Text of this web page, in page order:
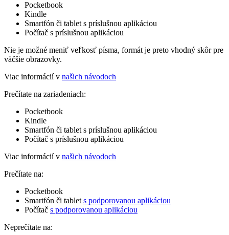
Pocketbook
Kindle
Smartfón či tablet s príslušnou aplikáciou
Počítač s príslušnou aplikáciou
Nie je možné meniť veľkosť písma, formát je preto vhodný skôr pre
väčšie obrazovky.
Viac informácií v našich návodoch
Prečítate na zariadeniach:
Pocketbook
Kindle
Smartfón či tablet s príslušnou aplikáciou
Počítač s príslušnou aplikáciou
Viac informácií v našich návodoch
Prečítate na:
Pocketbook
Smartfón či tablet s podporovanou aplikáciou
Počítač s podporovanou aplikáciou
Neprečítate na: